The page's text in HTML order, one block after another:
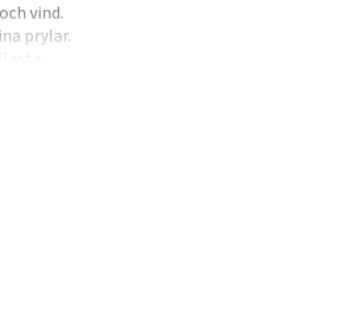
vind.
prylar.
en praktisk lösning för